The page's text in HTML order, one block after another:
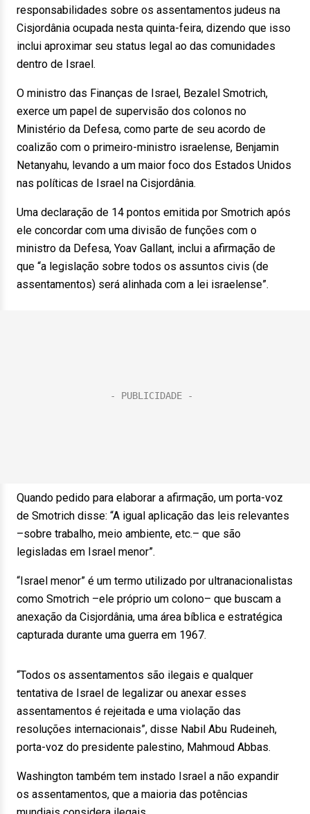
responsabilidades sobre os assentamentos judeus na
Cisjordânia ocupada nesta quinta-feira, dizendo que isso
inclui aproximar seu status legal ao das comunidades
dentro de Israel.
O ministro das Finanças de Israel, Bezalel Smotrich,
exerce um papel de supervisão dos colonos no
Ministério da Defesa, como parte de seu acordo de
coalizão com o primeiro-ministro israelense, Benjamin
Netanyahu, levando a um maior foco dos Estados Unidos
nas políticas de Israel na Cisjordânia.
Uma declaração de 14 pontos emitida por Smotrich após
ele concordar com uma divisão de funções com o
ministro da Defesa, Yoav Gallant, inclui a afirmação de
que “a legislação sobre todos os assuntos civis (de
assentamentos) será alinhada com a lei israelense”.
Quando pedido para elaborar a afirmação, um porta-voz
de Smotrich disse: “A igual aplicação das leis relevantes
–sobre trabalho, meio ambiente, etc.– que são
legisladas em Israel menor”.
“Israel menor” é um termo utilizado por ultranacionalistas
como Smotrich –ele próprio um colono– que buscam a
anexação da Cisjordânia, uma área bíblica e estratégica
capturada durante uma guerra em 1967.
“Todos os assentamentos são ilegais e qualquer
tentativa de Israel de legalizar ou anexar esses
assentamentos é rejeitada e uma violação das
resoluções internacionais”, disse Nabil Abu Rudeineh,
porta-voz do presidente palestino, Mahmoud Abbas.
Washington também tem instado Israel a não expandir
os assentamentos, que a maioria das potências